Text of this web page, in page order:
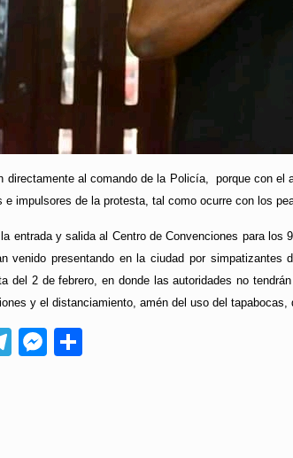
directamente al comando de la Policía, porque con
impulsores de la protesta, tal como ocurre con los
entrada y salida al Centro de Convenciones para
venido presentando en la ciudad por
del 2 de febrero, en donde las autoridades no
y el distanciamiento, amén del uso del
Telegram
Messenger